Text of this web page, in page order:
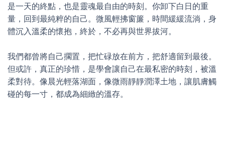
是一天的終點，也是靈魂最自由的時刻。你卸下白日的重
量，回到最純粹的自己。微風輕拂窗簾，時間緩緩流淌，身
體沉入溫柔的懷抱，終於，不必再與世界拔河。
我們都曾將自己擱置，把忙碌放在前方，把舒適留到最後。
但或許，真正的珍惜，是學會讓自己在最私密的時刻，被溫
柔對待。像晨光輕落湖面，像微雨靜靜潤澤土地，讓肌膚觸
碰的每一寸，都成為細緻的溫存。